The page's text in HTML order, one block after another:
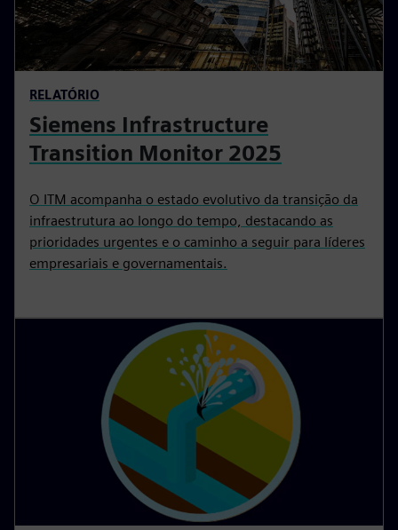
RELATÓRIO
Siemens Infrastructure
Transition Monitor 2025
O ITM acompanha o estado evolutivo da transição da
infraestrutura ao longo do tempo, destacando as
prioridades urgentes e o caminho a seguir para líderes
empresariais e governamentais.